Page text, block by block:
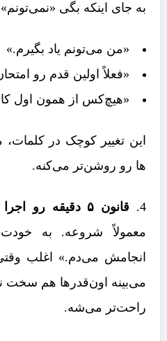
به جای اینکه بگی
«من می‌تونم یاد بگیرم.»
«فعلاً اولین قدم رو
«هیچ‌کس از همون اول
این تغییر کوچک در
ها رو روشن‌تر می‌کنه.
قانون ۵ دقیقه رو اجرا کن ⏳
انجامش می‌دم.» اغلب
می‌بینه اون‌قدرها هم سخت
راحت‌تر می‌شه.